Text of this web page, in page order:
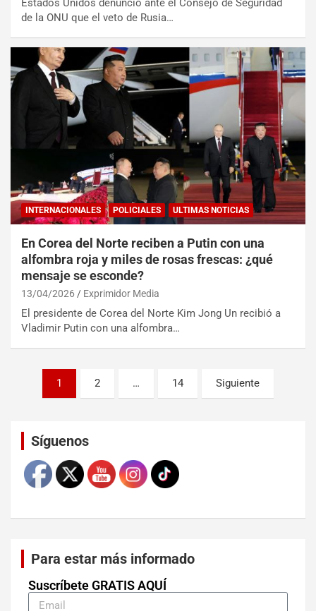
Estados Unidos denunció ante el Consejo de Seguridad
de la ONU que el veto de Rusia…
INTERNACIONALES POLICIALES ULTIMAS NOTICIAS
En Corea del Norte reciben a Putin con una
alfombra roja y miles de rosas frescas: ¿qué
mensaje se esconde?
13/04/2026 Exprimidor Media
El presidente de Corea del Norte Kim Jong Un recibió a
Vladimir Putin con una alfombra…
1 2 … 14 Siguiente
Síguenos
Para estar más informado
Suscríbete GRATIS AQUÍ